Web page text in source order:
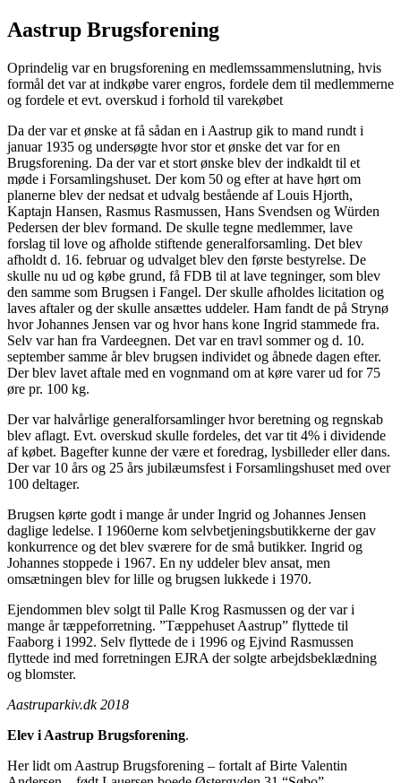
Aastrup Brugsforening
Oprindelig var en brugsforening en medlemssammenslutning, hvis
formål det var at indkøbe varer engros, fordele dem til medlemmerne
og fordele et evt. overskud i forhold til varekøbet
Da der var et ønske at få sådan en i Aastrup gik to mand rundt i
januar 1935 og undersøgte hvor stor et ønske det var for en
Brugsforening. Da der var et stort ønske blev der indkaldt til et
møde i Forsamlingshuset. Der kom 50 og efter at have hørt om
planerne blev der nedsat et udvalg bestående af Louis Hjorth,
Kaptajn Hansen, Rasmus Rasmussen, Hans Svendsen og Würden
Pedersen der blev formand. De skulle tegne medlemmer, lave
forslag til love og afholde stiftende generalforsamling. Det blev
afholdt d. 16. februar og udvalget blev den første bestyrelse. De
skulle nu ud og købe grund, få FDB til at lave tegninger, som blev
den samme som Brugsen i Fangel. Der skulle afholdes licitation og
laves aftaler og der skulle ansættes uddeler. Ham fandt de på Strynø
hvor Johannes Jensen var og hvor hans kone Ingrid stammede fra.
Selv var han fra Vardeegnen. Det var en travl sommer og d. 10.
september samme år blev brugsen individet og åbnede dagen efter.
Der blev lavet aftale med en vognmand om at køre varer ud for 75
øre pr. 100 kg.
Der var halvårlige generalforsamlinger hvor beretning og regnskab
blev aflagt. Evt. overskud skulle fordeles, det var tit 4% i dividende
af købet. Bagefter kunne der være et foredrag, lysbilleder eller dans.
Der var 10 års og 25 års jubilæumsfest i Forsamlingshuset med over
100 deltager.
Brugsen kørte godt i mange år under Ingrid og Johannes Jensen
daglige ledelse. I 1960erne kom selvbetjeningsbutikkerne der gav
konkurrence og det blev sværere for de små butikker. Ingrid og
Johannes stoppede i 1967. En ny uddeler blev ansat, men
omsætningen blev for lille og brugsen lukkede i 1970.
Ejendommen blev solgt til Palle Krog Rasmussen og der var i
mange år tæppeforretning. ”Tæppehuset Aastrup” flyttede til
Faaborg i 1992. Selv flyttede de i 1996 og Ejvind Rasmussen
flyttede ind med forretningen EJRA der solgte arbejdsbeklædning
og blomster.
Aastruparkiv.dk 2018
Elev i Aastrup Brugsforening.
Her lidt om Aastrup Brugsforening – fortalt af Birte Valentin